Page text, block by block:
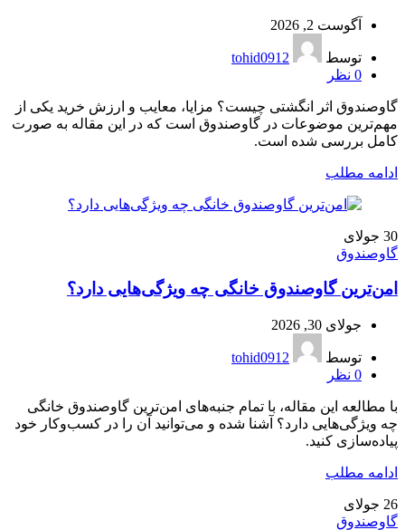
آگوست 2, 2026
توسط
tohid0912
0 نظر
گاوصندوق اثر انگشتی چیست؟ مزایا، معایب و ارزش خرید یکی از
مهم‌ترین موضوعات در گاوصندوق است که در این مقاله به صورت
کامل بررسی شده است.
ادامه مطلب
30 جولای
گاوصندوق
امن‌ترین گاوصندوق خانگی چه ویژگی‌هایی دارد؟
جولای 30, 2026
توسط
tohid0912
0 نظر
با مطالعه این مقاله، با تمام جنبه‌های امن‌ترین گاوصندوق خانگی
چه ویژگی‌هایی دارد؟ آشنا شده و می‌توانید آن را در کسب‌وکار خود
پیاده‌سازی کنید.
ادامه مطلب
26 جولای
گاوصندوق